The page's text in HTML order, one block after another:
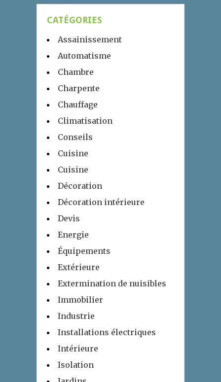
CATÉGORIES
Assainissement
Automatisme
Chambre
Charpente
Chauffage
Climatisation
Conseils
Cuisine
Cuisine
Décoration
Décoration intérieure
Devis
Energie
Équipements
Extérieure
Extermination de nuisibles
Immobilier
Industrie
Installations électriques
Intérieure
Isolation